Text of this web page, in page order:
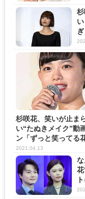
杉咲花、笑いが止ま
い“たぬきメイク”動
ン「ずっと笑ってる
に癒...
2021.04.13